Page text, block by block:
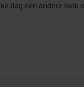
dag een andere